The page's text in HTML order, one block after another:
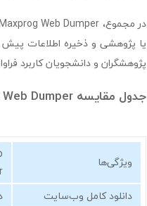
یا پژوهشی و ذخیره اطلاعات پیش
پژوهشگران و دانشجویان کاربرد
جدول مقایسه Maxprog Web Dumper با روش‌های دیگر ذخیره وب‌سایت
ویژگی‌ها
دانلود کامل وب‌سایت